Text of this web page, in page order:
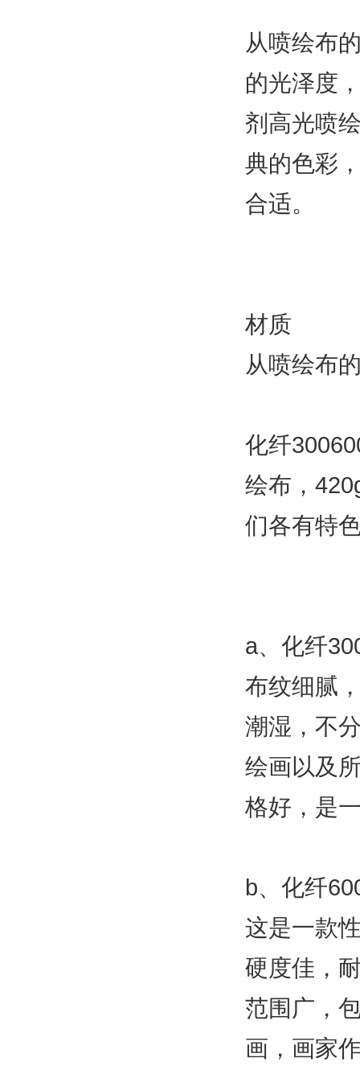
从喷绘布
的光泽度
剂高光喷
典的色彩
合适。
材质
从喷绘布
化纤
绘布，
们各有特
a、化纤
布纹细腻
潮湿，不
绘画以及
格好，是
b、化纤
这是一款
硬度佳，
范围广，
画，画家